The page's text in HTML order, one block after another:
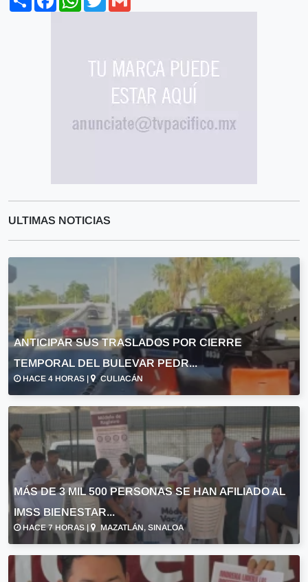
ULTIMAS NOTICIAS
ANTICIPAR SUS TRASLADOS POR CIERRE
TEMPORAL DEL BULEVAR PEDR...
HACE 4 HORAS | CULIACÁN
MÁS DE 3 MIL 500 PERSONAS SE HAN AFILIADO AL
IMSS BIENESTAR...
HACE 7 HORAS | MAZATLÁN, SINALOA